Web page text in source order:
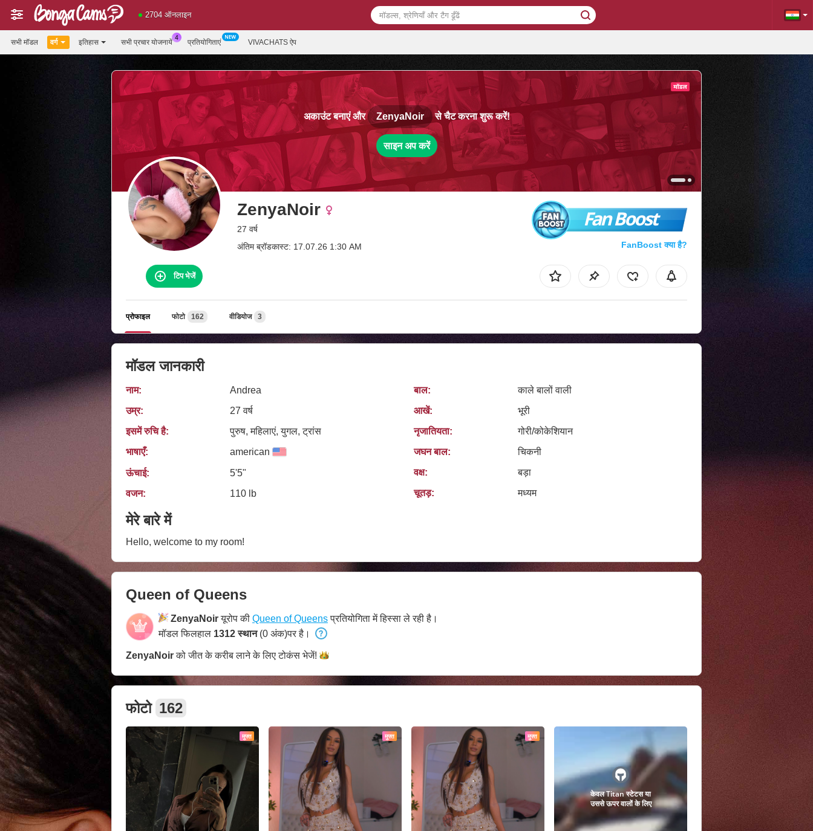
2704 ऑनलाइन
सभी मॉडल वर्ग इतिहास सभी प्रचार योजनायें प्रतियोगिताएं VIVACHATS ऐप
अकाउंट बनाएं और ZenyaNoir से चैट करना शुरू करें!
साइन अप करें
ZenyaNoir
27 वर्ष
अंतिम ब्रॉडकास्ट: 17.07.26 1:30 AM
Fan Boost
FanBoost क्या है?
टिप भेजें
प्रोफाइल फोटो 162 वीडियोज 3
मॉडल जानकारी
नाम:
Andrea
उम्र:
27 वर्ष
इसमें रुचि है:
पुरुष, महिलाएं, युगल, ट्रांस
भाषाएँ:
american
ऊंचाई:
5'5"
वजन:
110 lb
बाल:
काले बालों वाली
आखें:
भूरी
नृजातियता:
गोरी/कोकेशियान
जघन बाल:
चिकनी
वक्ष:
बड़ा
चूतड़:
मध्यम
मेरे बारे में
Hello, welcome to my room!
Queen of Queens
ZenyaNoirयूरोप की Queen of Queensप्रतियोगिता में हिस्सा ले रही है।
मॉडल फिलहाल 1312 स्थान(0 अंक)पर है।
ZenyaNoirको जीत के करीब लाने के लिए टोकंस भेजें!
फोटो 162
मुफ्त मुफ्त मुफ्त
केवल Titan स्टेटस या
उससे ऊपर वालों के लिए